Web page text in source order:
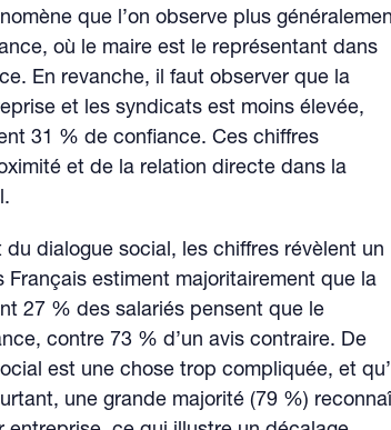
que l’on observe plus
où le maire est le représentant dans
En revanche, il faut observer que la
et les syndicats est moins élevée,
31 % de confiance. Ces chiffres
et de la relation directe dans la
dialogue social, les chiffres révèlent un
estiment majoritairement que la
27 % des salariés pensent que le
contre 73 % d’un avis contraire. De
est une chose trop compliquée, et
une grande majorité (79 %)